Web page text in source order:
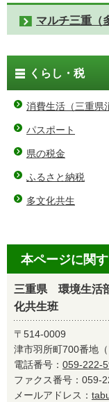
マルチ三重（
くらし・税
消費生活（三重県
パスポート
県の税金
ふるさと納税
多文化共生
本ページに関
三重県 環境生活
化共生班
〒514-0009
津市羽所町700番地
電話番号： 059-222-
ファクス番号：059-
メールアドレス：